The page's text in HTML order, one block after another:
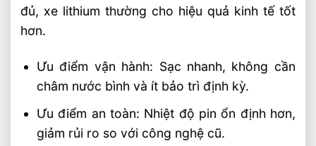
đủ, xe lithium thường cho hiệu quả kinh tế tốt
hơn.
Ưu điểm vận hành: Sạc nhanh, không cần
châm nước bình và ít bảo trì định kỳ.
Ưu điểm an toàn: Nhiệt độ pin ổn định hơn,
giảm rủi ro so với công nghệ cũ.